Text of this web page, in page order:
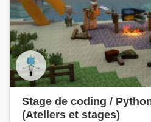
Stage de coding /
(Ateliers et stages)